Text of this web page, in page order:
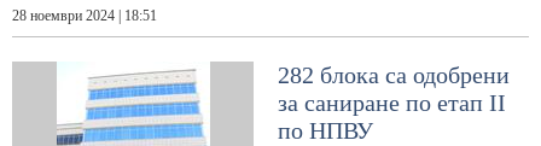
28 ноември 2024 | 18:51
282 блока са одобрени
за саниране по етап II
по НПВУ